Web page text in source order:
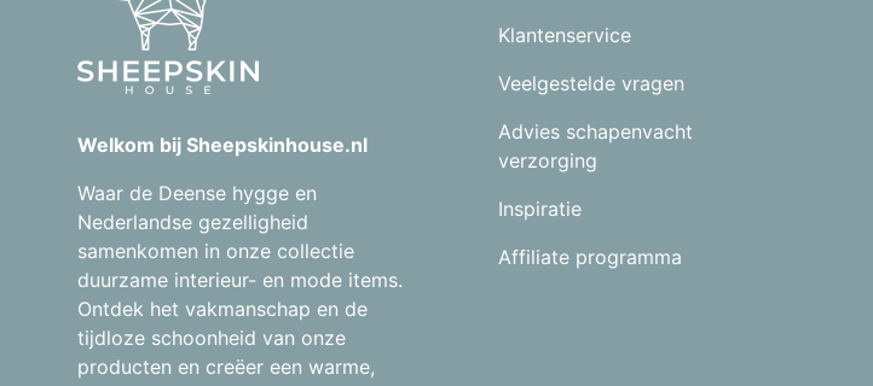
Welkom bij Sheepskinhouse.nl
Waar de Deense hygge en
Nederlandse gezelligheid
samenkomen in onze collectie
duurzame interieur- en mode items.
Ontdek het vakmanschap en de
tijdloze schoonheid van onze
producten en creëer een warme,
Klantenservice
Veelgestelde vragen
Advies schapenvacht
verzorging
Inspiratie
Affiliate programma